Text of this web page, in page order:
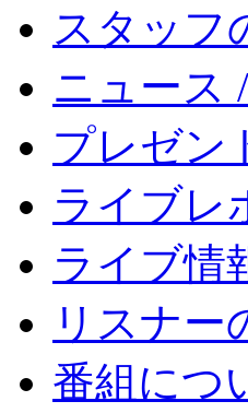
スタッフ
ニュース
プレゼン
ライブレ
ライブ情
リスナー
番組につ